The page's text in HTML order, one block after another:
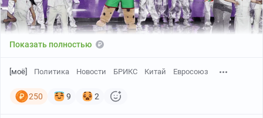
Показать полностью
[моё] Политика Новости БРИКС Китай Евросоюз
250 9 2